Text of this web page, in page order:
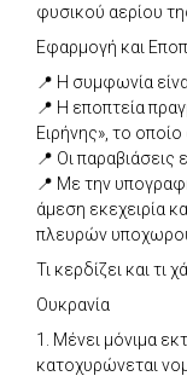
φυσικού αερίου
Εφαρμογή και
📍 Η συμφωνία
📍 Η εποπτεία
Ειρήνης», το
📍 Οι παραβιάσεις
📍 Με την
άμεση εκεχειρία
πλευρών
Τι κερδίζει και τι
Ουκρανία
1. Μένει μόνιμα
κατοχυρώνεται